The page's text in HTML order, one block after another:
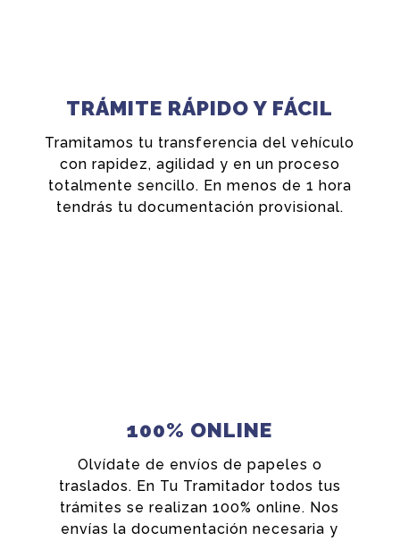
TRÁMITE RÁPIDO Y FÁCIL
Tramitamos tu transferencia del vehículo
con rapidez, agilidad y en un proceso
totalmente sencillo. En menos de 1 hora
tendrás tu documentación provisional.
100% ONLINE
Olvídate de envíos de papeles o
traslados. En Tu Tramitador todos tus
trámites se realizan 100% online. Nos
envías la documentación necesaria y